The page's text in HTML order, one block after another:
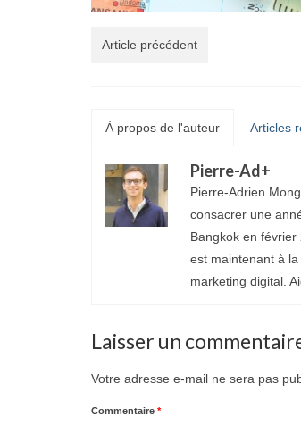
Article précédent
À propos de l'auteur Articles
Pierre-Ad+
Pierre-Adrien
consacrer une
Bangkok en
est maintenant à
marketing digital.
Laisser un
Votre adresse e-mail ne sera pas
Commentaire *